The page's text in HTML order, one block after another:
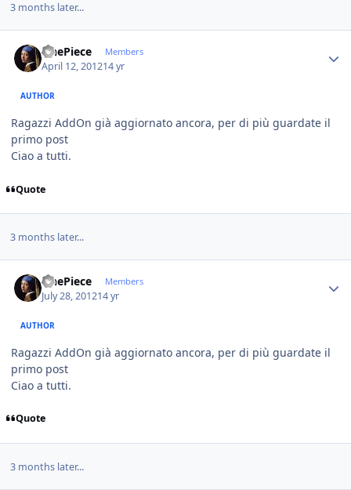
3 months later...
OnePiece Members
April 12, 201214 yr
AUTHOR
Ragazzi AddOn già aggiornato ancora, per di più guardate il
primo post
Ciao a tutti.
Quote
3 months later...
OnePiece Members
July 28, 201214 yr
AUTHOR
Ragazzi AddOn già aggiornato ancora, per di più guardate il
primo post
Ciao a tutti.
Quote
3 months later...